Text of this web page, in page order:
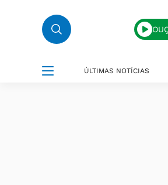
ÚLTIMAS NOTÍCIAS